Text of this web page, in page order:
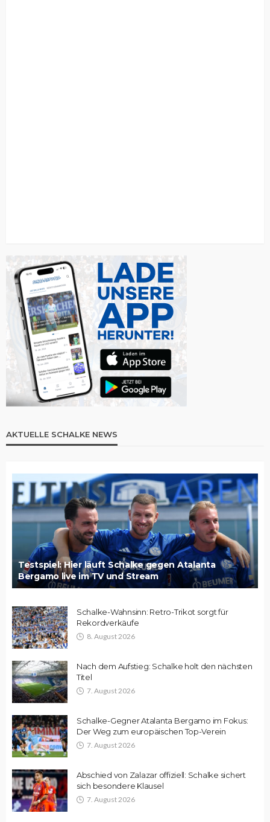
AKTUELLE SCHALKE NEWS
Testspiel: Hier läuft Schalke gegen Atalanta
Bergamo live im TV und Stream
Schalke-Wahnsinn: Retro-Trikot sorgt für
Rekordverkäufe
8. August 2026
Nach dem Aufstieg: Schalke holt den nächsten
Titel
7. August 2026
Schalke-Gegner Atalanta Bergamo im Fokus:
Der Weg zum europäischen Top-Verein
7. August 2026
Abschied von Zalazar offiziell: Schalke sichert
sich besondere Klausel
7. August 2026